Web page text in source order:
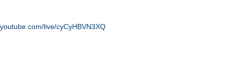
live/cyCyHBVN3XQ